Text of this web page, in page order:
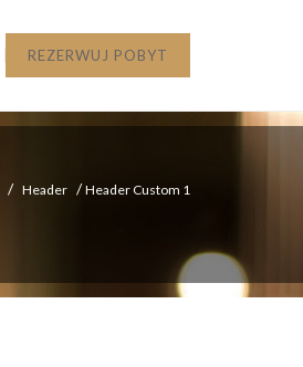
REZERWUJ POBYT
/ Header /Header Custom 1